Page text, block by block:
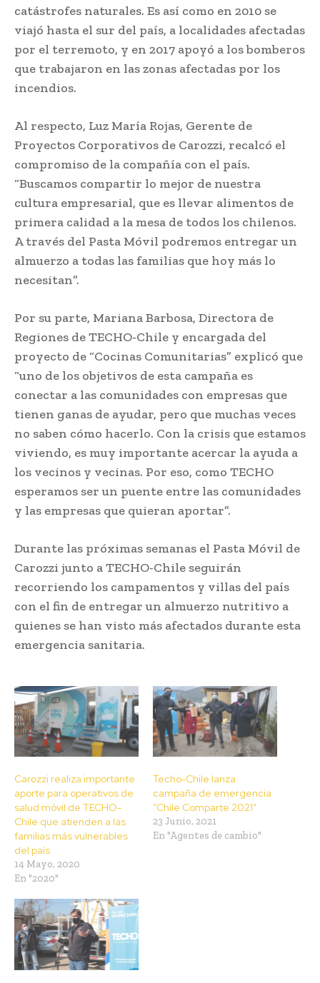
catástrofes naturales. Es así como en 2010 se
viajó hasta el sur del país, a localidades afectadas
por el terremoto, y en 2017 apoyó a los bomberos
que trabajaron en las zonas afectadas por los
incendios.
Al respecto, Luz María Rojas, Gerente de
Proyectos Corporativos de Carozzi, recalcó el
compromiso de la compañía con el país.
“Buscamos compartir lo mejor de nuestra
cultura empresarial, que es llevar alimentos de
primera calidad a la mesa de todos los chilenos.
A través del Pasta Móvil podremos entregar un
almuerzo a todas las familias que hoy más lo
necesitan”.
Por su parte, Mariana Barbosa, Directora de
Regiones de TECHO-Chile y encargada del
proyecto de “Cocinas Comunitarias” explicó que
“uno de los objetivos de esta campaña es
conectar a las comunidades con empresas que
tienen ganas de ayudar, pero que muchas veces
no saben cómo hacerlo. Con la crisis que estamos
viviendo, es muy importante acercar la ayuda a
los vecinos y vecinas. Por eso, como TECHO
esperamos ser un puente entre las comunidades
y las empresas que quieran aportar”.
Durante las próximas semanas el Pasta Móvil de
Carozzi junto a TECHO-Chile seguirán
recorriendo los campamentos y villas del país
con el fin de entregar un almuerzo nutritivo a
quienes se han visto más afectados durante esta
emergencia sanitaria.
Carozzi realiza importante
aporte para operativos de
salud móvil de TECHO-
Chile que atienden a las
familias más vulnerables
del país
14 Mayo, 2020
En "2020"
Techo-Chile lanza
campaña de emergencia
“Chile Comparte 2021”
23 Junio, 2021
En "Agentes de cambio"